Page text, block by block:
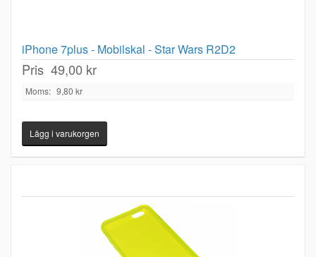
iPhone 7plus - Mobilskal - Star Wars R2D2
Pris 49,00 kr
Moms: 9,80 kr